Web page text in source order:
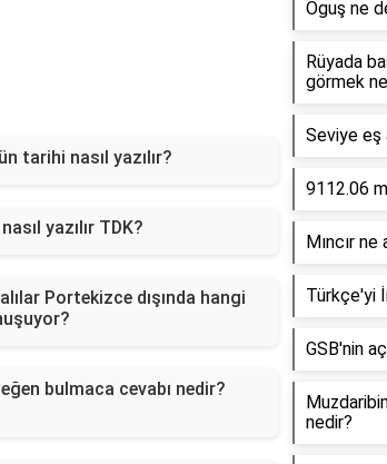
tarihi nasıl yazılır?
yazılır TDK?
Portekizce dışında hangi
bulmaca cevabı nedir?
Oguş ne
Rüyada
görmek
Seviye eş
9112.06
Mıncır
Türkçe'yi
GSB'nin
nedir?